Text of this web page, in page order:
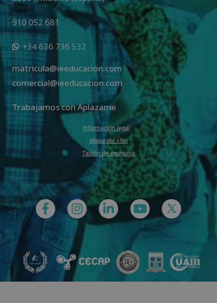
910 052 681
+34 636 736 532
matricula@ieeducacion.com
comercial@ieeducacion.com
Trabajamos con Aplazame
Información legal
Mapa del sitio
Tablón de anuncios